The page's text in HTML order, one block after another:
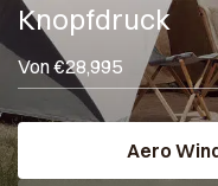
Knopfdruck
Von €28,995
Aero